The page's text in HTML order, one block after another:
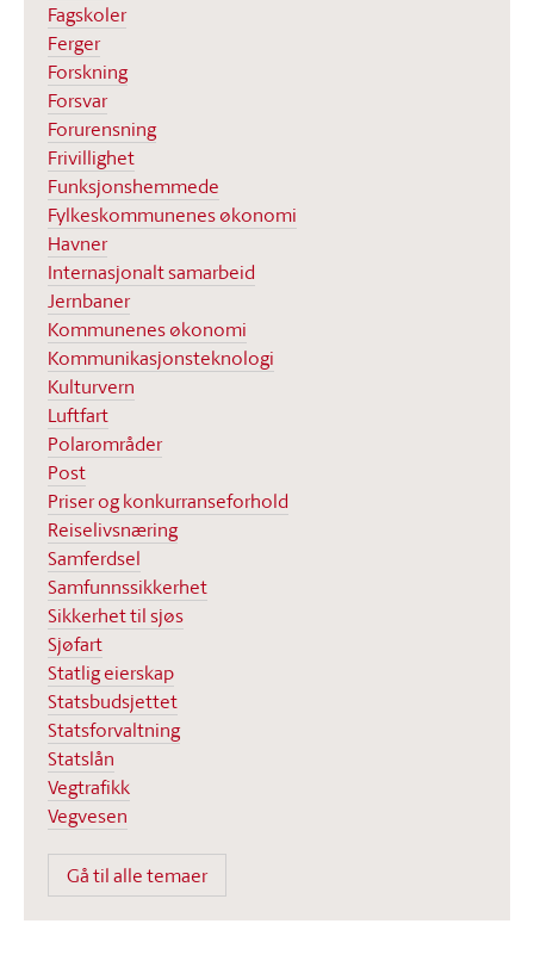
Fagskoler
Ferger
Forskning
Forsvar
Forurensning
Frivillighet
Funksjonshemmede
Fylkeskommunenes økonomi
Havner
Internasjonalt samarbeid
Jernbaner
Kommunenes økonomi
Kommunikasjonsteknologi
Kulturvern
Luftfart
Polarområder
Post
Priser og konkurranseforhold
Reiselivsnæring
Samferdsel
Samfunnssikkerhet
Sikkerhet til sjøs
Sjøfart
Statlig eierskap
Statsbudsjettet
Statsforvaltning
Statslån
Vegtrafikk
Vegvesen
Gå til alle temaer